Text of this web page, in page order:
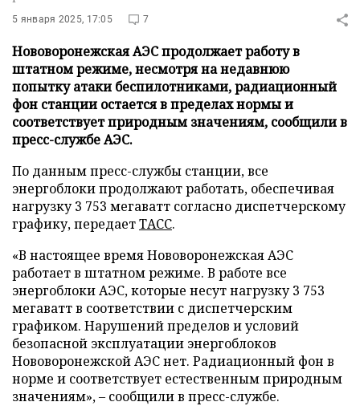
5 января 2025, 17:05 7
Нововоронежская АЭС продолжает работу в
штатном режиме, несмотря на недавнюю
попытку атаки беспилотниками, радиационный
фон станции остается в пределах нормы и
соответствует природным значениям, сообщили в
пресс-службе АЭС.
По данным пресс-службы станции, все
энергоблоки продолжают работать, обеспечивая
нагрузку 3 753 мегаватт согласно диспетчерскому
графику, передаетТАСС.
«В настоящее время Нововоронежская АЭС
работает в штатном режиме. В работе все
энергоблоки АЭС, которые несут нагрузку 3 753
мегаватт в соответствии с диспетчерским
графиком. Нарушений пределов и условий
безопасной эксплуатации энергоблоков
Нововоронежской АЭС нет. Радиационный фон в
норме и соответствует естественным природным
значениям», – сообщили в пресс-службе.